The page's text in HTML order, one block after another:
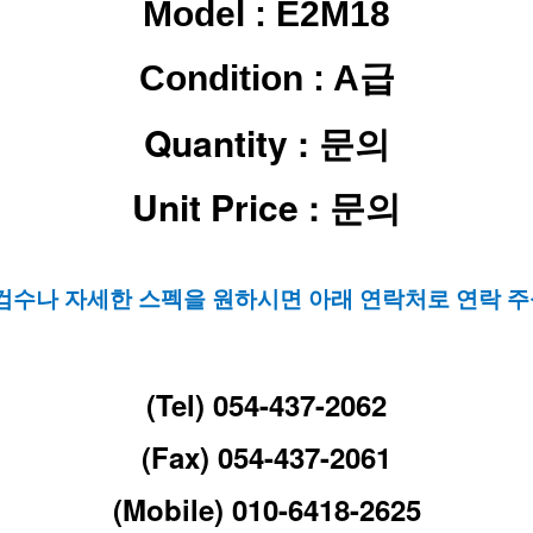
Model : E2M18
Condition : A급
Quantity : 문의
Unit Price : 문의
수나 자세한 스펙을 원하시면 아래 연락처로 연락
(Tel) 054-437-2062
(Fax) 054-437-2061
(Mobile) 010-6418-2625